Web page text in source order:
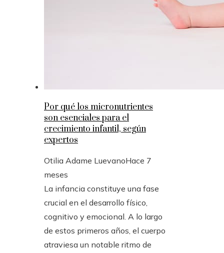
Por qué los micronutrientes
son esenciales para el
crecimiento infantil, según
expertos
Otilia Adame LuevanoHace 7
meses
La infancia constituye una fase
crucial en el desarrollo físico,
cognitivo y emocional. A lo largo
de estos primeros años, el cuerpo
atraviesa un notable ritmo de